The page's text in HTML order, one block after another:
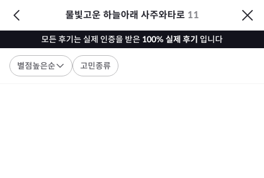
물빛고운 하늘아래 사주와타로 11
모든 후기는 실제 인증을 받은 100% 실제 후기 입니다
별점높은순 고민종류